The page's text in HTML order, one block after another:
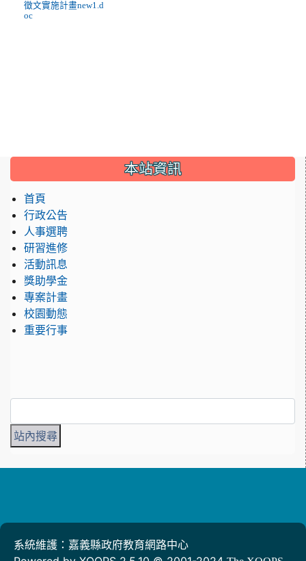
徵文實施計畫new1.d
oc
::: 本站資訊
首頁
行政公告
人事選聘
研習進修
活動訊息
獎助學金
專案計畫
校園動態
重要行事
系統維護：嘉義縣政府教育網路中心